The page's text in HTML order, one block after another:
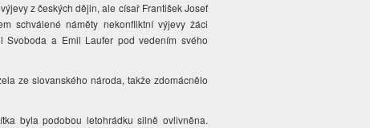
z českých dějin, ale císař František Josef
schválené náměty nekonfliktní výjevy žáci
Svoboda a Emil Laufer pod vedením svého
ze slovanského národa, takže zdomácnělo
byla podobou letohrádku silně ovlivněna.